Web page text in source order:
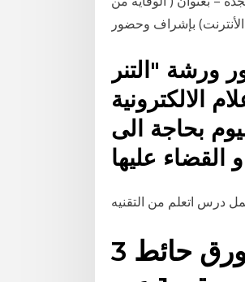
بإشراف وحضور
ورشة "التنر
الالكترونية
بحاجة الى
درس اتعلم من التقنيه
احصل علي ورق حائط 3d مميز للاستمتاع بجودة لا